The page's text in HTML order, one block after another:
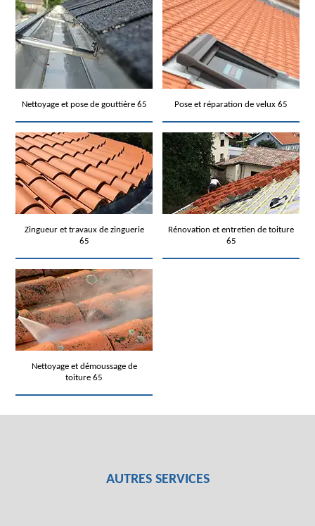
Nettoyage et pose de gouttière 65 Pose et réparation de velux 65
Zingueur et travaux de zinguerie
65
Rénovation et entretien de toiture
65
Nettoyage et démoussage de
toiture 65
AUTRES SERVICES